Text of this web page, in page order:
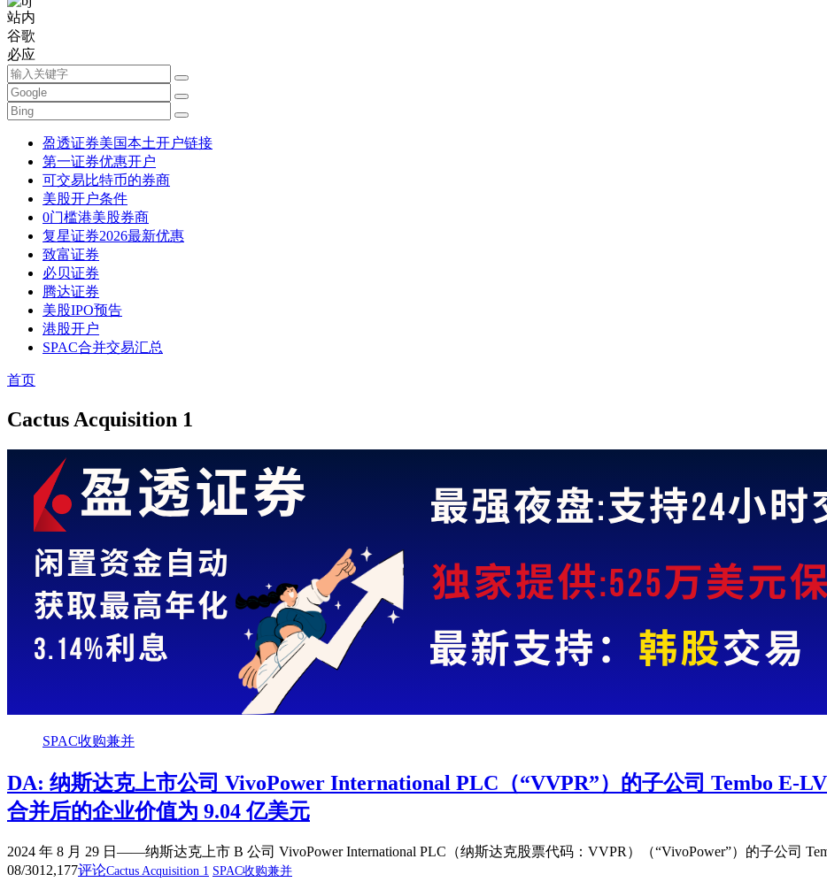
站内
谷歌
必应
盈透证券美国本土开户链接
第一证券优惠开户
可交易比特币的券商
美股开户条件
0门槛港美股券商
复星证券2026最新优惠
致富证券
必贝证券
腾达证券
美股IPO预告
港股开户
SPAC合并交易汇总
首页
Cactus Acquisition 1
SPAC收购兼并
DA: 纳斯达克上市公司 VivoPower International PLC（“VVPR”）的子公司 Tembo E-
合并后的企业价值为 9.04 亿美元
2024 年 8 月 29 日——纳斯达克上市 B 公司 VivoPower International PLC（纳斯达克股票代码：VVPR）（“VivoPower”）的子公司
08/3012,177评论Cactus Acquisition 1 SPAC收购兼并